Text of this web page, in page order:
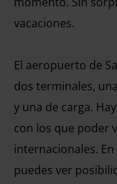
vacaciones.
El aeropuerto de
dos terminales,
y una de carga.
con los que poder
internacionales.
puedes ver